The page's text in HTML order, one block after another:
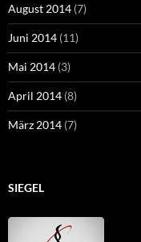
August 2014 (7)
Juni 2014 (11)
Mai 2014 (3)
April 2014 (8)
März 2014 (7)
SIEGEL